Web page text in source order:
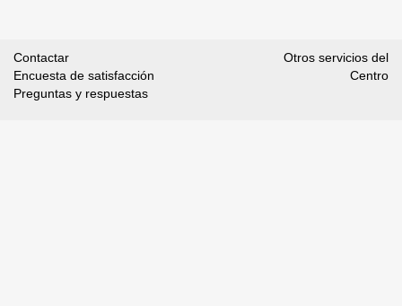
Contactar
Encuesta de satisfacción
Preguntas y respuestas
Otros servicios del
Centro